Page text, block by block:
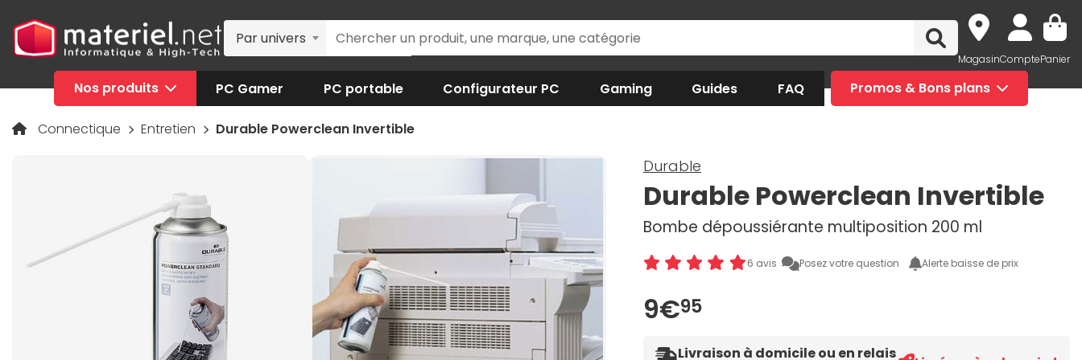
Par univers
MagasinComptePanier
Nos produits PC Gamer PC portable Configurateur PC Gaming Guides FAQ Promos & Bons plans
Connectique Entretien Durable Powerclean Invertible
Durable
Durable Powerclean Invertible
Bombe dépoussiérante multiposition 200 ml
6 avis Posez votre question Alerte baisse de prix
9€95
Livraison à domicile ou en relais